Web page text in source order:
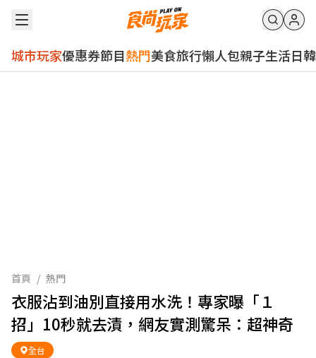
城市玩家優惠券節目熱門美食旅行懶人包親子生活日韓
首頁 / 熱門
衣服沾到油別直接用水洗！專家曝「１
招」10秒就去漬，網友實測驚呆：超神奇
全台